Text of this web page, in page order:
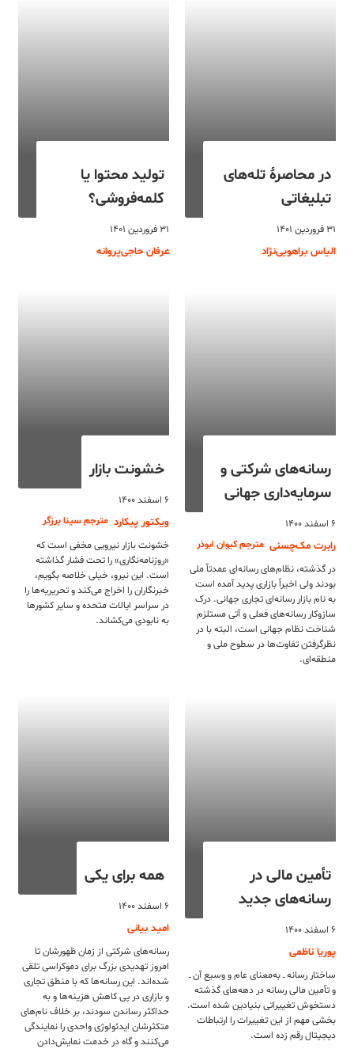
در محاصرۀ تله‌های
تبلیغاتی
۳۱ فروردین ۱۴۰۱
الیاس براهویی‌نژاد
تولید محتوا یا
کلمه‌فروشی؟
۳۱ فروردین ۱۴۰۱
عرفان حاجی‌پروانه
رسانه‌های شرکتی و
سرمایه‌داری جهانی
۶ اسفند ۱۴۰۰
رابرت مک‌چسنی مترجم کیوان ابوذر
در گذشته، نظام‌های رسانه‌ای عمدتاً ملی
بودند ولی اخیراً بازاری پدید آمده است
به نام بازار رسانه‌ای تجاری جهانی. درک
سازوکار رسانه‌های فعلی و آتی مستلزم
شناخت نظام جهانی است، البته با در
نظرگرفتن تفاوت‌ها در سطوح ملی و
منطقه‌ای.
خشونت بازار
۶ اسفند ۱۴۰۰
ویکتور پیکارد مترجم سینا برزگر
خشونت بازار نیرویی مخفی است که
«روزنامه‌نگاری» را تحت فشار گذاشته
است. این نیرو، خیلی خلاصه بگویم،
خبرنگاران را اخراج می‌کند و تحریریه‌ها را
در سراسر ایالات متحده و سایر کشورها
به نابودی می‌کشاند.
تأمین مالی در
رسانه‌های جدید
۶ اسفند ۱۴۰۰
پوریا ناظمی
ساختار رسانه ــ به‌معنای عام و وسیع آن ــ
و تأمین مالی رسانه در دهه‌های گذشته
دستخوش تغییراتی بنیادین شده است.
بخشی مهم از این تغییرات را ارتباطات
دیجیتال رقم زده است.
همه برای یکی
۶ اسفند ۱۴۰۰
امید بیانی
رسانه‌های شرکتی از زمان ظهورشان تا
امروز تهدیدی بزرگ برای دموکراسی تلقی
شده‌اند. این رسانه‌ها که با منطق تجاری
و بازاری در پی کاهش هزینه‌ها و به
حداکثر رساندن سودند، بر خلاف نام‌های
متکثرشان ایدئولوژی واحدی را نمایندگی
می‌کنند و گاه در خدمت نمایش‌دادن